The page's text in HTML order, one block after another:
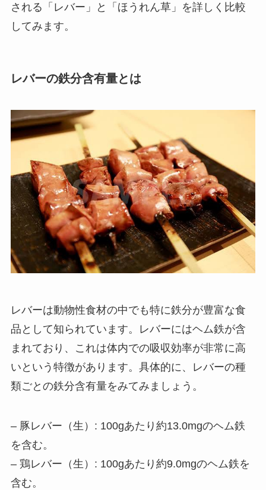
される「レバー」と「ほうれん草」を詳しく比較
してみます。
レバーの鉄分含有量とは
レバーは動物性食材の中でも特に鉄分が豊富な食
品として知られています。レバーにはヘム鉄が含
まれており、これは体内での吸収効率が非常に高
いという特徴があります。具体的に、レバーの種
類ごとの鉄分含有量をみてみましょう。
– 豚レバー（生）: 100gあたり約13.0mgのヘム鉄
を含む。
– 鶏レバー（生）: 100gあたり約9.0mgのヘム鉄を
含む。